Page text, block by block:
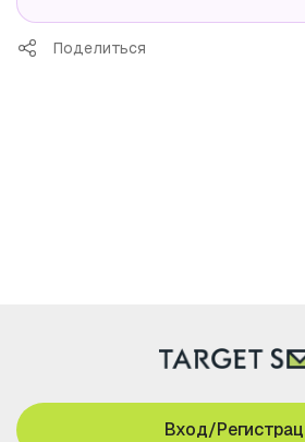
Поделиться
Вход/